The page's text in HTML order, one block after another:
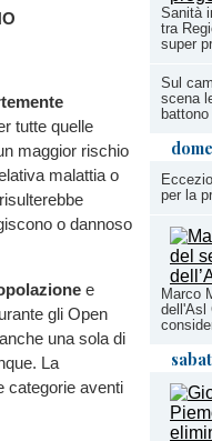
Sanità
tra
super
Sul
scena
per la
Marco
dell'Asl
tutte quelle
maggior rischio
malattia o
o dannoso
e
gli Open
una sola di
La
categorie aventi